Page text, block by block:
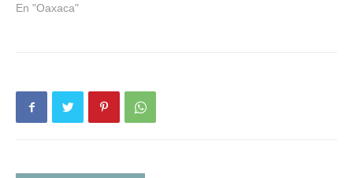
En "Oaxaca"